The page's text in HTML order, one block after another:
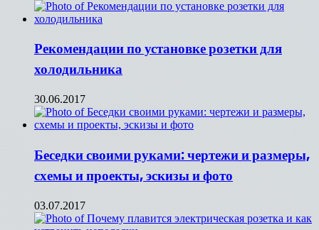
Рекомендации по установке розетки для
холодильника
30.06.2017
Беседки своими руками: чертежи и размеры,
схемы и проекты, эскизы и фото
03.07.2017